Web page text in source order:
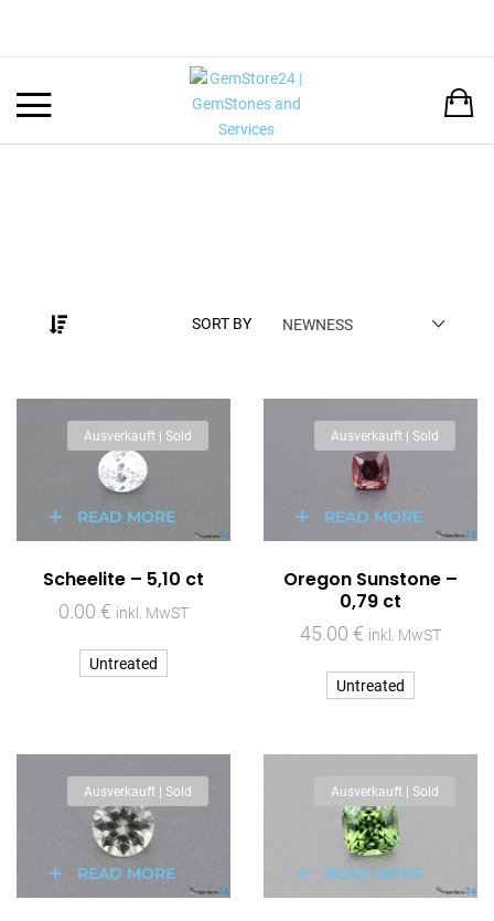
SORT BY NEWNESS
Ausverkauft | Sold
READ MORE
Scheelite – 5,10 ct
0.00 € inkl. MwST
Untreated
Ausverkauft | Sold
READ MORE
Oregon Sunstone –
0,79 ct
45.00 € inkl. MwST
Untreated
Ausverkauft | Sold
READ MORE
Ausverkauft | Sold
READ MORE
DEUTSCH